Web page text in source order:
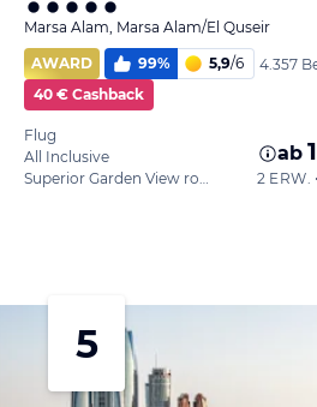
Marsa Alam, Marsa Alam/El Quseir
AWARD
99% 5,9/6
4.357
40 € Cashback
Flug
All Inclusive
Superior Garden View room
ab
2 ERW.
5